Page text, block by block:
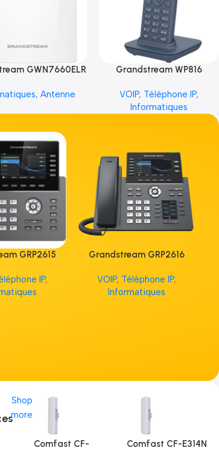
GWN7660ELR
, Antenne
Grandstream WP816
VOIP, Téléphone IP,
Informatiques
GRP2615
IP,
Grandstream GRP2616
VOIP, Téléphone IP,
Informatiques
Shop
more
Comfast CF-
Comfast CF-E314N